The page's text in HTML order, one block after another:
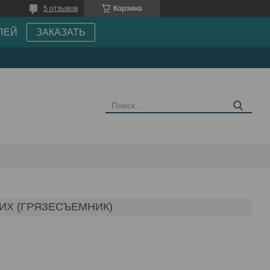
Корзина
5 отзывов
ЗАКАЗАТЬ
(ГРЯЗЕСЪЕМНИК)